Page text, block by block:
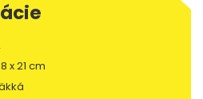
x 21 cm